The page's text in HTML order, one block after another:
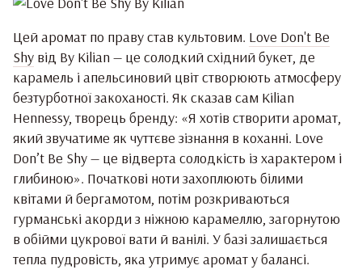
Цей аромат по праву став культовим. Love Don't Be
Shy від By Kilian — це солодкий східний букет, де
карамель і апельсиновий цвіт створюють атмосферу
безтурботної закоханості. Як сказав сам Kilian
Hennessy, творець бренду: «Я хотів створити аромат,
який звучатиме як чуттєве зізнання в коханні. Love
Don’t Be Shy — це відверта солодкість із характером і
глибиною». Початкові ноти захоплюють білими
квітами й бергамотом, потім розкриваються
гурманські акорди з ніжною карамеллю, загорнутою
в обійми цукрової вати й ванілі. У базі залишається
тепла пудровість, яка утримує аромат у балансі.